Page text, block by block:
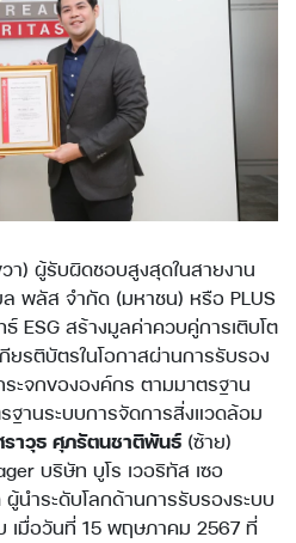
า) ผู้รับผิดชอบสูงสุดในสายงาน
พลัส จำกัด (มหาชน) หรือ PLUS
ESG สร้างมูลค่าควบคู่การเติบโต
ยรติบัตรในโอกาสผ่านการรับรอง
ะจกขององค์กร ตามมาตรฐาน
ฐานระบบการจัดการสิ่งแวดล้อม
าวุธ ศุภรัตนชาติพันธ์ (ซ้าย)
บริษัท บูโร เวอริทัส เซอ
นำระดับโลกด้านการรับรองระบบ
เมื่อวันที่ 15 พฤษภาคม 2567 ที่